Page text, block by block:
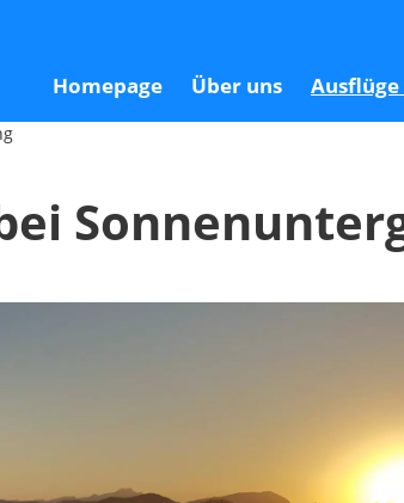
Homepage Über uns Ausflüge